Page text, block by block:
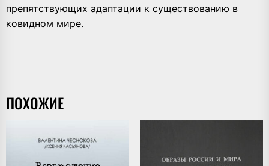
препятствующих адаптации к существованию в
ковидном мире.
ПОХОЖИЕ